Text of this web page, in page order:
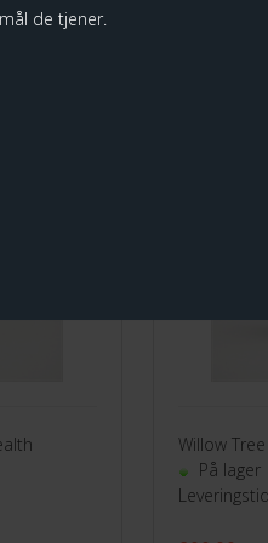
de tjener.
Angel
Willow
På lager